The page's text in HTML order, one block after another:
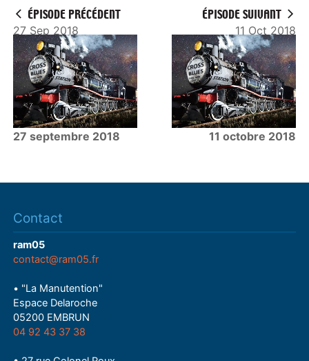
ÉPISODE PRÉCÉDENT
27 Sep 2018
27 septembre 2018
ÉPISODE SUIVANT
11 Oct 2018
11 octobre 2018
Contact
ram05
contact@ram05.fr
• "La Manutention"
Espace Delaroche
05200 EMBRUN
04 92 43 37 38